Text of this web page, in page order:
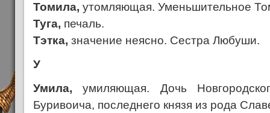
Томила, утомляющая. Уменьшительное
Туга, печаль.
Тэтка, значение неясно. Сестра Любуши.
У
Умила,умиляющая. Дочь
Буривоича, последнего князя из рода